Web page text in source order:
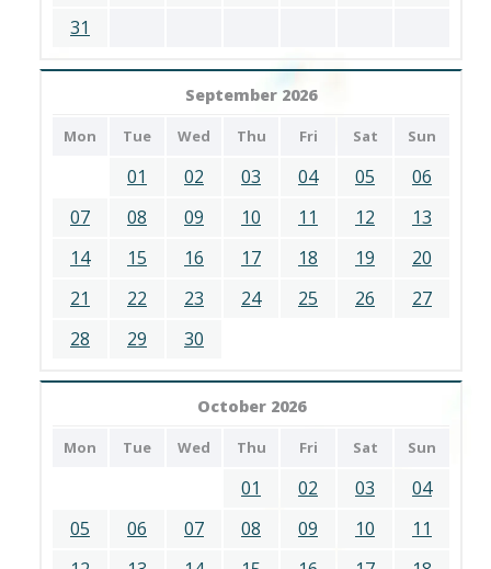
31
September 2026
Mon Tue Wed Thu Fri Sat Sun
01 02 03 04 05
06
07
08 09 10 11 12
13
14
15 16 17 18 19
20
21
22 23 24 25 26
27
28
29 30
October 2026
Mon Tue Wed Thu Fri Sat Sun
01 02 03
04
05
06 07 08 09 10
11